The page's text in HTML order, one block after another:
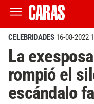
CELEBRIDADES 16-08-2022
La
rompió el
escándalo